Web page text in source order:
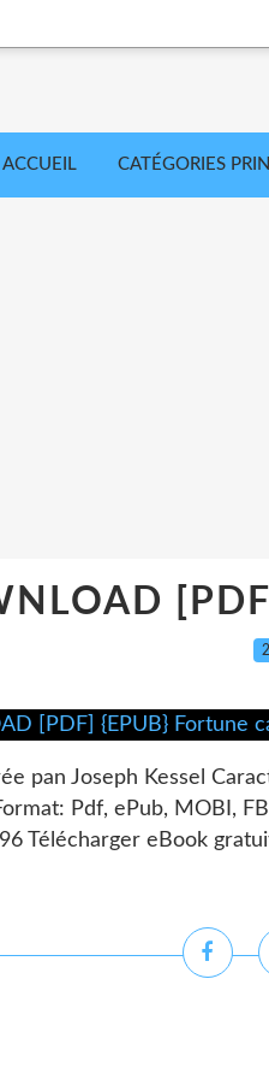
ACCUEIL CATÉGORIES
pan Joseph Kessel
Pdf, ePub, MOBI,
Télécharger eBook